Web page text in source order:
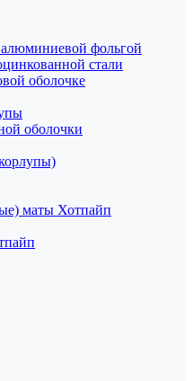
фольгой
стали
оболочке
оболочки
маты Хотпайп